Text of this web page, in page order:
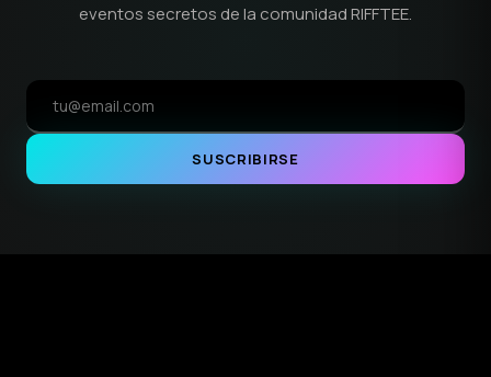
eventos secretos de la comunidad RIFFTEE.
SUSCRIBIRSE